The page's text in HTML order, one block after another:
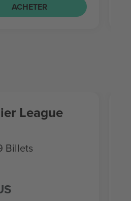
ACHETER
League
Billets